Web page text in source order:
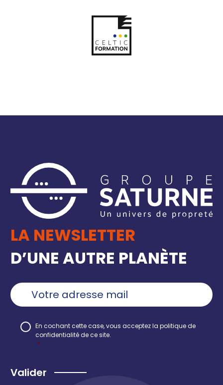
LA NEWSLETTER
D’UNE AUTRE PLANÈTE
Ajouter
une
adresse
RGPD *
En cochant cette case, vous acceptez lapolitique de
confidentialitéde ce site.
*
Recaptcha